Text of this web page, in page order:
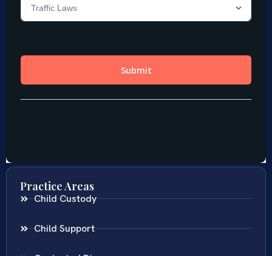
Practice Areas
Child Custody
Child Support